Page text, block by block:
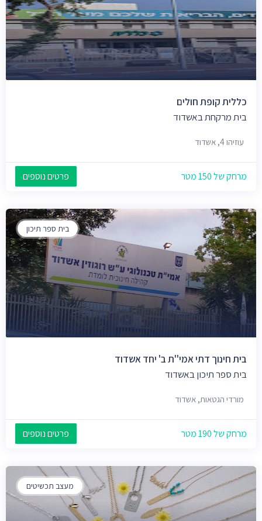
כללית קופת חולים
בית מרקחת באשדוד
עוזיהו 4, אשדוד
מרחק של 150 מטר פרטים נוספים
בית ספר תיכון
בית חינוך דתי אמי''ת ב' יחד אשדוד
בית ספר תיכון באשדוד
מורדי הגטאות, אשדוד
מרחק של 190 מטר פרטים נוספים
מעצב תכשיטים